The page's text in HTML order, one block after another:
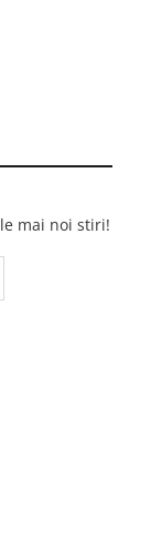
mai noi stiri!